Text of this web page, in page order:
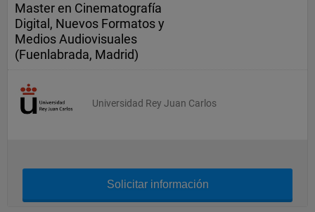
Master en Cinematografía
Digital, Nuevos Formatos y
Medios Audiovisuales
(Fuenlabrada, Madrid)
Universidad Rey Juan Carlos
Solicitar información